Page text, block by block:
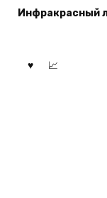
Инфракрасный